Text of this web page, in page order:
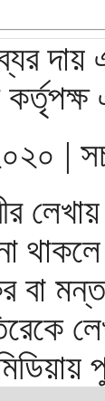
দায়
|
বা